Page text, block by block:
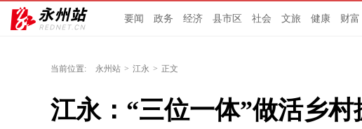
要闻 政务 经济 县市区 社会 文旅 健康 财富
当前位置: 永州站 > 江永 > 正文
江永：“三位一体”做活乡